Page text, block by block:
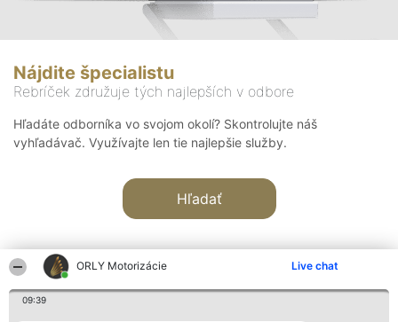
ORLY Motorizácie Live chat
09:39
Nájdite špecialistu
Rebríček združuje tých najlepších v odbore
Hľadáte odborníka vo svojom okolí? Skontrolujte náš
vyhľadávač. Využívajte len tie najlepšie služby.
Hľadať